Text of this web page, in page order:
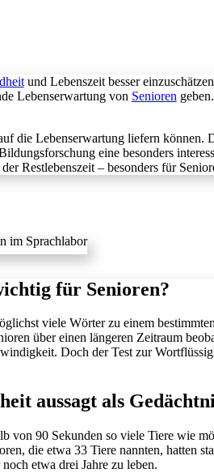
und Lebenszeit besser
Lebenserwartung von Senioren
die Lebenserwartung liefern können.
eine besonders
Restlebenszeit – besonders für
für Senioren?
viele Wörter zu einem
über einen längeren Zeitraum
Doch der Test zur
aussagt als
von 90 Sekunden so viele Tiere wie
die etwa 33 Tiere nannten, hatten
etwa drei Jahre zu leben.